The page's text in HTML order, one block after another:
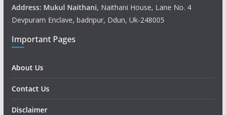
Address: Mukul Naithani, Naithani House, Lane No. 4
Devpuram Enclave, badripur, Ddun, Uk-248005
Important Pages
About Us
Contact Us
Disclaimer